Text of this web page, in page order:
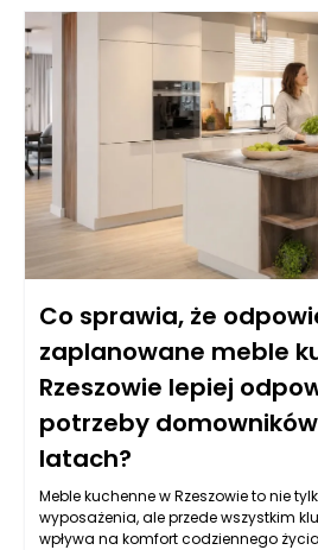
ramach swoich obowiązków
analizować przyszłe wydatki,
poniesione koszty, aby móc
Współpraca z mieszkańcami,
dostawcami usług pozwala na
warunków umów, co w dłuższej
zmniejszenia ogólnych kosztów.
Co sprawia, że
zaplanowane meble
Rzeszowie lepiej
potrzeby
latach?
Meble kuchenne w Rzeszowie to nie
wyposażenia, ale przede wszystkim
wpływa na komfort codziennego